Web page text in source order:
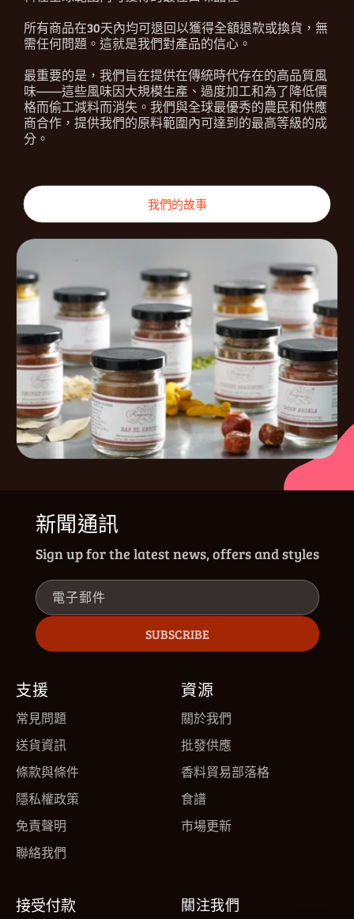
所有商品在30天內均可退回以獲得全額退款或換貨，無
需任何問題。這就是我們對產品的信心。
最重要的是，我們旨在提供在傳統時代存在的高品質風
味——這些風味因大規模生產、過度加工和為了降低價
格而偷工減料而消失。我們與全球最優秀的農民和供應
商合作，提供我們的原料範圍內可達到的最高等級的成
分。
我們的故事
新聞通訊
Sign up for the latest news, offers and styles
電子郵件
SUBSCRIBE
支援
常見問題
送貨資訊
條款與條件
隱私權政策
免責聲明
聯絡我們
資源
關於我們
批發供應
香料貿易部落格
食譜
市場更新
接受付款 關注我們